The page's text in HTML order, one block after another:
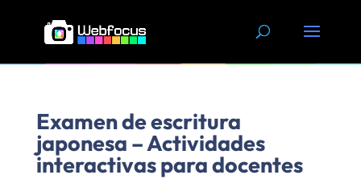
content
Examen de escritura
japonesa – Actividades
interactivas para docentes